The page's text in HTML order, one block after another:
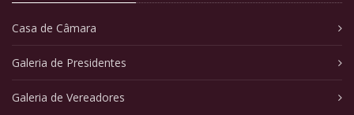
Casa de Câmara
Galeria de Presidentes
Galeria de Vereadores